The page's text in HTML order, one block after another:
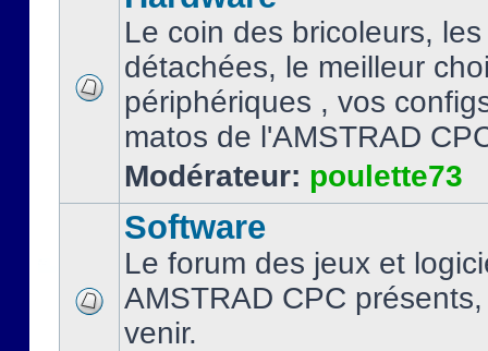
Le coin des bricoleurs,
détachées, le meilleur
périphériques , vos
matos de l'AMSTRAD
Modérateur: poulette73
Software
Le forum des jeux et
AMSTRAD CPC
venir.